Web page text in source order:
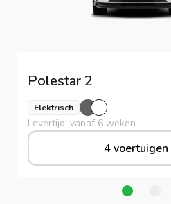
Polestar 2
Elektrisch
Levertijd: vanaf 6 weken
4 voertuigen